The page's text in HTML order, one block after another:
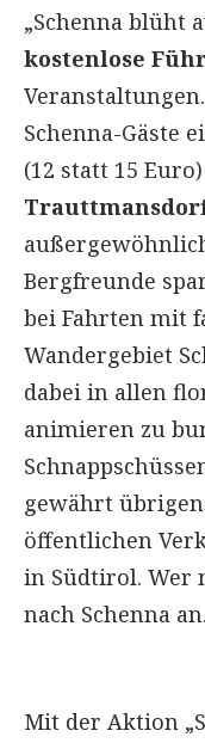
„Schenna blüht
kostenlose
Schenna-Gäste
(12 statt 15
Bergfreunde
bei Fahrten mit
Wandergebiet
dabei in allen
animieren zu
gewährt
öffentlichen
in Südtirol. Wer
nach Schenna an.
Mit der Aktion